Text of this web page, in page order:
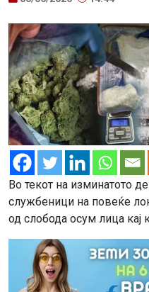
Во текот на изминатото
службеници на повеќе
од слобода осум лица кај